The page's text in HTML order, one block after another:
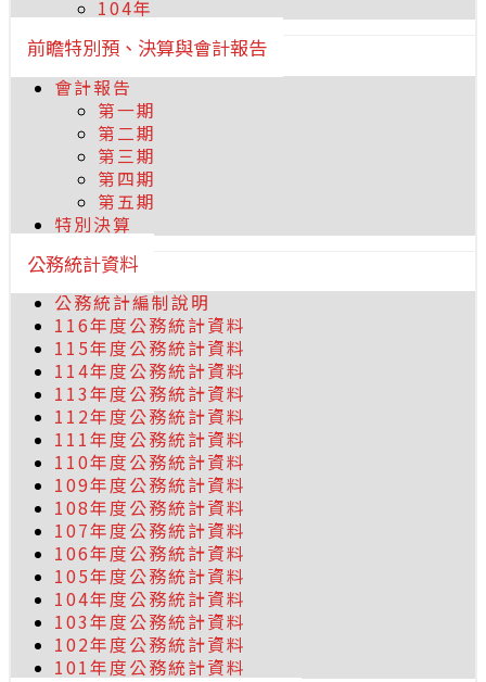
104年
前瞻特別預、決算與會計報告
會計報告
第一期
第二期
第三期
第四期
第五期
特別決算
公務統計資料
公務統計編制說明
116年度公務統計資料
115年度公務統計資料
114年度公務統計資料
113年度公務統計資料
112年度公務統計資料
111年度公務統計資料
110年度公務統計資料
109年度公務統計資料
108年度公務統計資料
107年度公務統計資料
106年度公務統計資料
105年度公務統計資料
104年度公務統計資料
103年度公務統計資料
102年度公務統計資料
101年度公務統計資料